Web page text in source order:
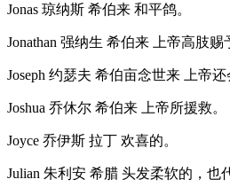
Jonas 琼纳斯 希伯来 和平鸽。
Jonathan 强纳生 希伯来 上帝高肢赐
Joseph 约瑟夫 希伯亩念世来 上帝还
Joshua 乔休尔 希伯来 上帝所援救。
Joyce 乔伊斯 拉丁 欢喜的。
Julian 朱利安 希腊 头发柔软的，也